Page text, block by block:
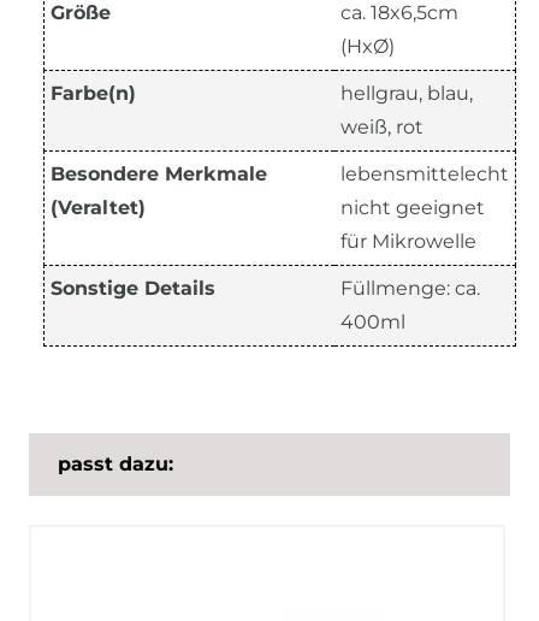
Größe
ca. 18x6,5cm
(HxØ)
Farbe(n)
hellgrau, blau,
weiß, rot
Besondere Merkmale
(Veraltet)
lebensmittelecht
nicht geeignet
für Mikrowelle
Sonstige Details
Füllmenge: ca.
400ml
passt dazu: